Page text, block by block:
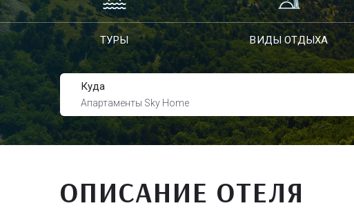
ТУРЫ ВИДЫ ОТДЫХА
Куда
Апартаменты Sky Home
ОПИСАНИЕ ОТЕЛЯ